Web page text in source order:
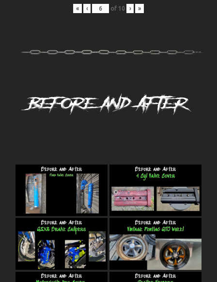
« ‹ of 10 › »